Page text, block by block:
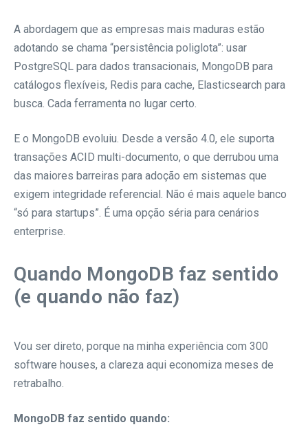
A abordagem que as empresas mais maduras estão
adotando se chama “persistência poliglota”: usar
PostgreSQL para dados transacionais, MongoDB para
catálogos flexíveis, Redis para cache, Elasticsearch para
busca. Cada ferramenta no lugar certo.
E o MongoDB evoluiu. Desde a versão 4.0, ele suporta
transações ACID multi-documento, o que derrubou uma
das maiores barreiras para adoção em sistemas que
exigem integridade referencial. Não é mais aquele banco
“só para startups”. É uma opção séria para cenários
enterprise.
Quando MongoDB faz sentido
(e quando não faz)
Vou ser direto, porque na minha experiência com 300
software houses, a clareza aqui economiza meses de
retrabalho.
MongoDB faz sentido quando: